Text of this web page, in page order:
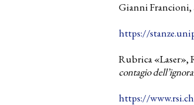
Gianni Francioni,
https://
Rubrica «Laser»,
contagio
https://